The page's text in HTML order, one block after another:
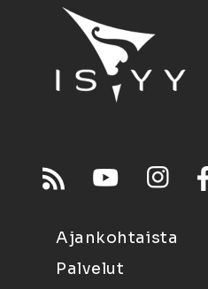
Ajankohtaista
Palvelut